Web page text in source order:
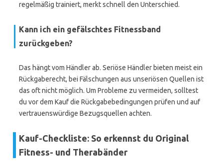
regelmäßig trainiert, merkt schnell den Unterschied.
Kann ich ein gefälschtes Fitnessband
zurückgeben?
Das hängt vom Händler ab. Seriöse Händler bieten meist ein
Rückgaberecht, bei Fälschungen aus unseriösen Quellen ist
das oft nicht möglich. Um Probleme zu vermeiden, solltest
du vor dem Kauf die Rückgabebedingungen prüfen und auf
vertrauenswürdige Bezugsquellen achten.
Kauf-Checkliste: So erkennst du Original
Fitness- und Therabänder